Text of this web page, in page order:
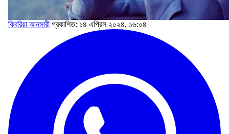
কিবরিয়া আনসারী প্রকাশিত: ১৪ এপ্রিল ২০২৪, ১৬:০৪